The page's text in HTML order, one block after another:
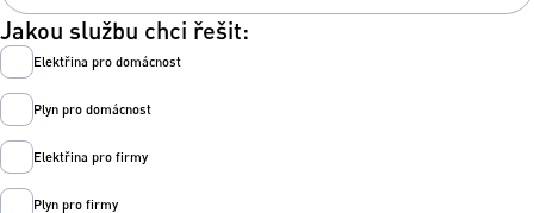
Jakou službu chci řešit:
Elektřina pro domácnost
Plyn pro domácnost
Elektřina pro firmy
Plyn pro firmy